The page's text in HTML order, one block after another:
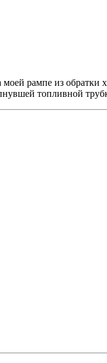
рампе из обратки
топливной